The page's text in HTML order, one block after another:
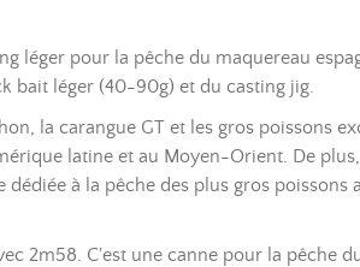
léger pour la pêche du maquereau
bait léger (40-90g) et du casting jig.
la carangue GT et les gros poissons
latine et au Moyen-Orient. De
à la pêche des plus gros
2m58. C'est une canne pour la pêche